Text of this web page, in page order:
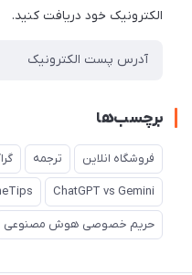
الکترونیک خود دریافت کنید.
برچسب‌ها
فروشگاه انلاین ترجمه
ChatGPT vs Gemini
حریم خصوصی هوش مصنوعی